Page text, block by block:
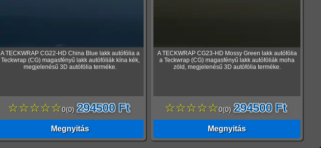
A TECKWRAP CG22-HD China Blue lakk autófólia a
Teckwrap (CG) magasfényű lakk autófóliák kína kék,
megjelenésű 3D autófólia terméke.
☆☆☆☆☆0(0) 294500 Ft
Megnyitás
A TECKWRAP CG23-HD Mossy Green lakk autófólia
a Teckwrap (CG) magasfényű lakk autófóliák moha
zöld, megjelenésű 3D autófólia terméke.
☆☆☆☆☆0(0) 294500 Ft
Megnyitás